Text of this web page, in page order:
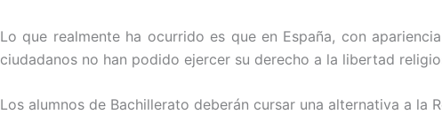
Lo que realmente ha ocurrido es que en España, con
ciudadanos no han podido ejercer su derecho a la libertad
Los alumnos de Bachillerato deberán cursar una alternativa a la